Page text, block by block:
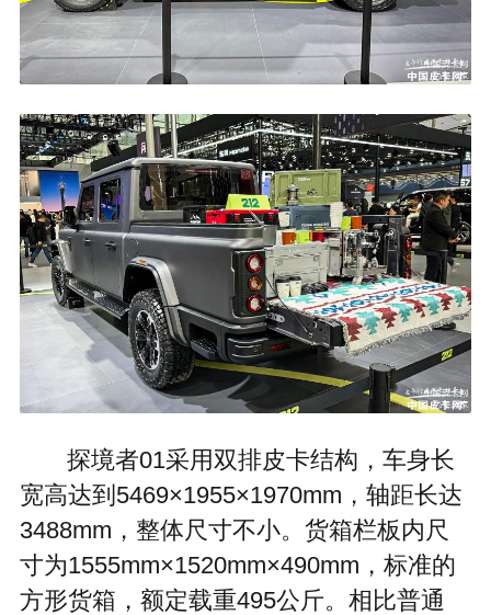
探境者01采用双排皮卡结构，车身长
宽高达到5469×1955×1970mm，轴距长达
3488mm，整体尺寸不小。货箱栏板内尺
寸为1555mm×1520mm×490mm，标准的
方形货箱，额定载重495公斤。相比普通